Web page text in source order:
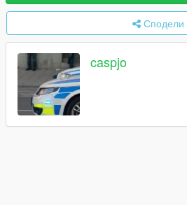
Сподели
caspjo